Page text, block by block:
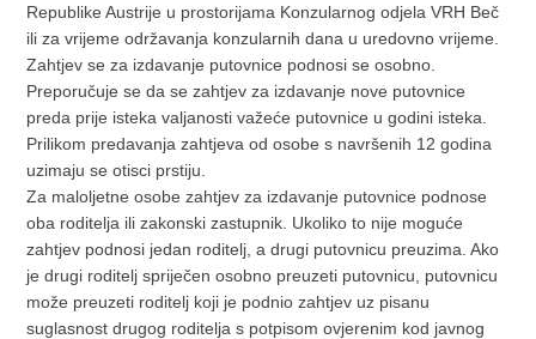
Republike Austrije u prostorijama Konzularnog odjela VRH Beč
ili za vrijeme održavanja konzularnih dana u uredovno vrijeme.
Zahtjev se za izdavanje putovnice podnosi se osobno.
Preporučuje se da se zahtjev za izdavanje nove putovnice
preda prije isteka valjanosti važeće putovnice u godini isteka.
Prilikom predavanja zahtjeva od osobe s navršenih 12 godina
uzimaju se otisci prstiju.
Za maloljetne osobe zahtjev za izdavanje putovnice podnose
oba roditelja ili zakonski zastupnik. Ukoliko to nije moguće
zahtjev podnosi jedan roditelj, a drugi putovnicu preuzima. Ako
je drugi roditelj spriječen osobno preuzeti putovnicu, putovnicu
može preuzeti roditelj koji je podnio zahtjev uz pisanu
suglasnost drugog roditelja s potpisom ovjerenim kod javnog